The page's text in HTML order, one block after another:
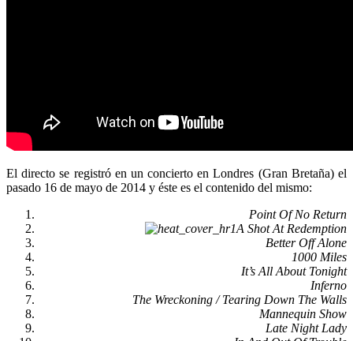
El directo se registró en un concierto en Londres (Gran Bretaña) el
pasado 16 de mayo de 2014 y éste es el contenido del mismo:
Point Of No Return
A Shot At Redemption
Better Off Alone
1000 Miles
It’s All About Tonight
Inferno
The Wreckoning / Tearing Down The Walls
Mannequin Show
Late Night Lady